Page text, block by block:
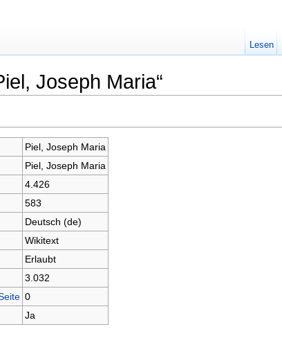
Joseph Maria“
Piel, Joseph Maria
Piel, Joseph Maria
4.426
583
Deutsch (de)
Wikitext
Erlaubt
3.032
0
Ja
Lesen